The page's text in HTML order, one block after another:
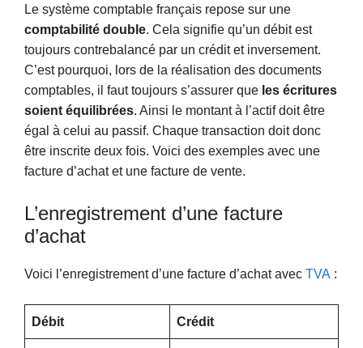
Le système comptable français repose sur une
comptabilité double. Cela signifie qu’un débit est
toujours contrebalancé par un crédit et inversement.
C’est pourquoi, lors de la réalisation des documents
comptables, il faut toujours s’assurer que les écritures
soient équilibrées. Ainsi le montant à l’actif doit être
égal à celui au passif. Chaque transaction doit donc
être inscrite deux fois. Voici des exemples avec une
facture d’achat et une facture de vente.
L’enregistrement d’une facture
d’achat
Voici l’enregistrement d’une facture d’achat avec TVA :
Débit Crédit